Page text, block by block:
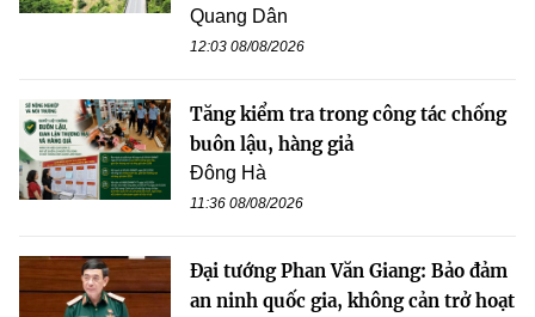
Quang Dân
12:03 08/08/2026
Tăng kiểm tra trong công tác chống
buôn lậu, hàng giả
Đông Hà
11:36 08/08/2026
Đại tướng Phan Văn Giang: Bảo đảm
an ninh quốc gia, không cản trở hoạt